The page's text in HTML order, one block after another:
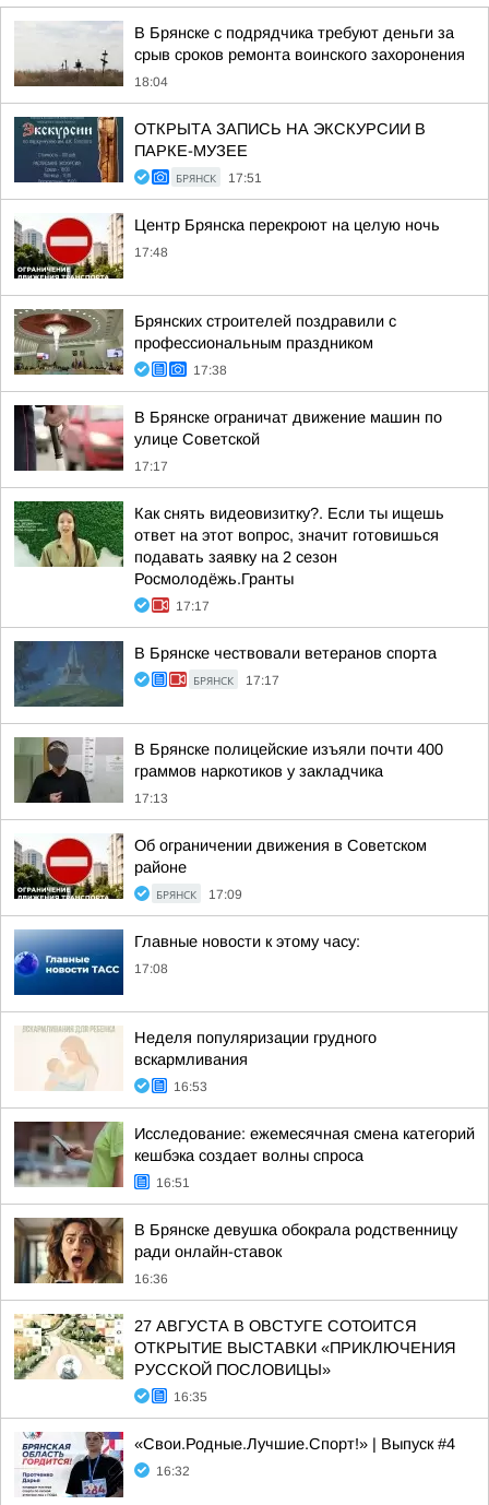
В Брянске с подрядчика требуют деньги за
срыв сроков ремонта воинского захоронения
18:04
ОТКРЫТА ЗАПИСЬ НА ЭКСКУРСИИ В
ПАРКЕ-МУЗЕЕ
БРЯНСК 17:51
Центр Брянска перекроют на целую ночь
17:48
Брянских строителей поздравили с
профессиональным праздником
17:38
В Брянске ограничат движение машин по
улице Советской
17:17
Как снять видеовизитку?. Если ты ищешь
ответ на этот вопрос, значит готовишься
подавать заявку на 2 сезон
Росмолодёжь.Гранты
17:17
В Брянске чествовали ветеранов спорта
БРЯНСК 17:17
В Брянске полицейские изъяли почти 400
граммов наркотиков у закладчика
17:13
Об ограничении движения в Советском
районе
БРЯНСК 17:09
Главные новости к этому часу:
17:08
Неделя популяризации грудного
вскармливания
16:53
Исследование: ежемесячная смена категорий
кешбэка создает волны спроса
16:51
В Брянске девушка обокрала родственницу
ради онлайн-ставок
16:36
27 АВГУСТА В ОВСТУГЕ СОТОИТСЯ
ОТКРЫТИЕ ВЫСТАВКИ «ПРИКЛЮЧЕНИЯ
РУССКОЙ ПОСЛОВИЦЫ»
16:35
«Свои.Родные.Лучшие.Спорт!» | Выпуск #4
16:32